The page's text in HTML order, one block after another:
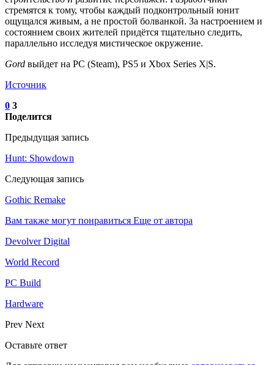
стремятся к тому, чтобы каждый подконтрольный юнит
ощущался живым, а не простой болванкой. За настроением и
состоянием своих жителей придётся тщательно следить,
параллельно исследуя мистическое окружение.
Gord выйдет на PC (Steam), PS5 и Xbox Series X|S.
Источник
0 3
Поделится
Предыдущая запись
Hunt: Showdown
Следующая запись
Gothic Remake
Вам также могут понравиться Еще от автора
Devolver Digital
World Record
PC Build
Hardware
Prev Next
Оставьте ответ